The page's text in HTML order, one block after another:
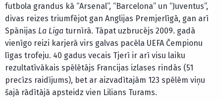
futbola grandus kā “Arsenal”, “Barcelona” un “Juventus”,
divas reizes triumfējot gan Anglijas Premjerlīgā, gan arī
Spānijas La Liga turnīrā. Tāpat uzbrucējs 2009. gadā
vienīgo reizi karjerā virs galvas pacēla UEFA Čempionu
līgas trofeju. 40 gadus vecais Tjerī ir arī visu laiku
rezultatīvākais spēlētājs Francijas izlases rindās (51
precīzs raidījums), bet ar aizvadītajām 123 spēlēm viņu
šajā rādītājā apsteidz vien Lilians Turams.